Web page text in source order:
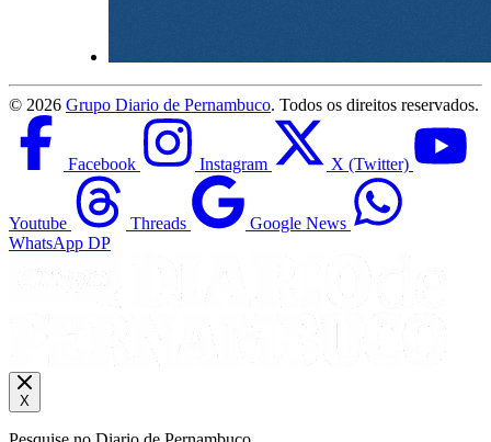
© 2026 Grupo Diario de Pernambuco. Todos os direitos reservados.
Facebook Instagram X (Twitter)
Youtube Threads
Google News
WhatsApp DP
X